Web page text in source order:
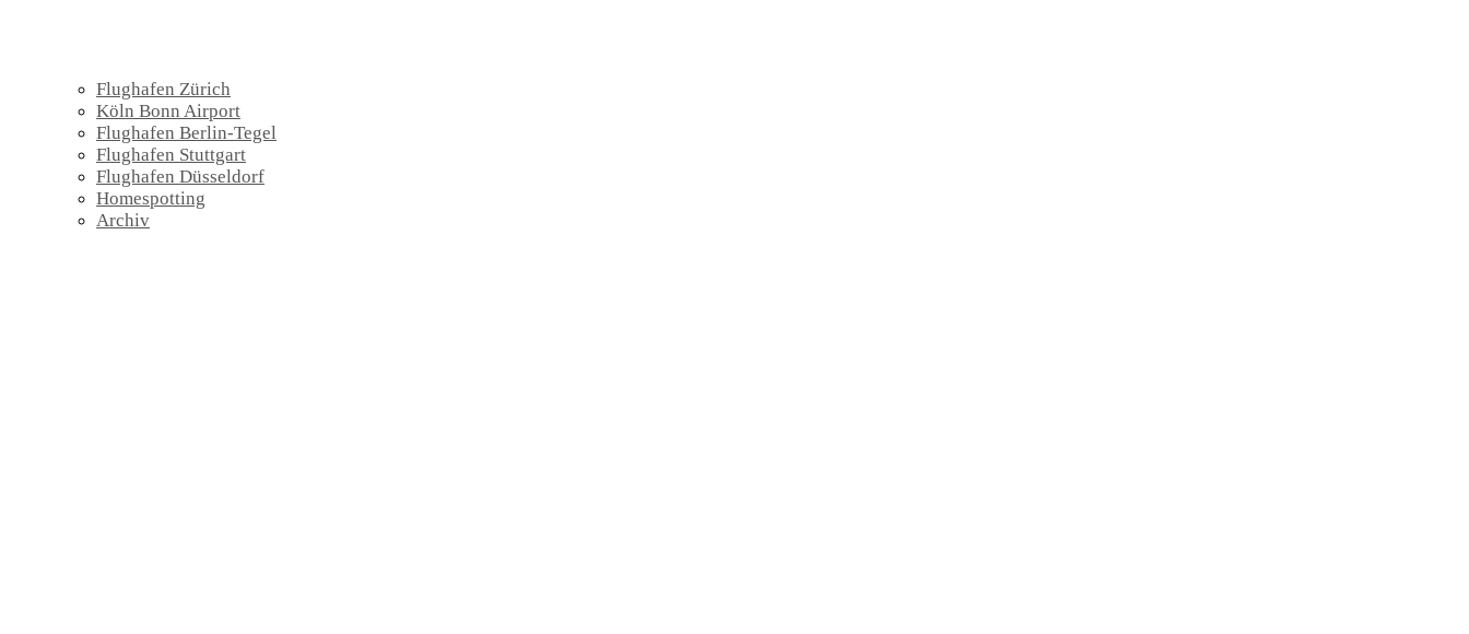
Flughafen Zürich
Köln Bonn Airport
Flughafen Berlin-Tegel
Flughafen Stuttgart
Flughafen Düsseldorf
Homespotting
Archiv